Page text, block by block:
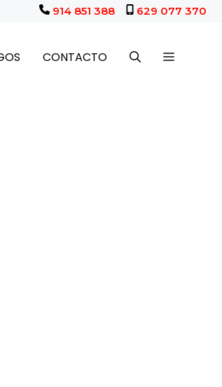
914 851 388 629 077 370
CONTACTO